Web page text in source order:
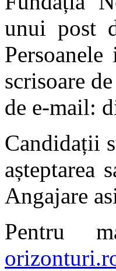
unui post
scrisoare
de e-mail:
Candidații
așteptarea
Angajare
Pentru